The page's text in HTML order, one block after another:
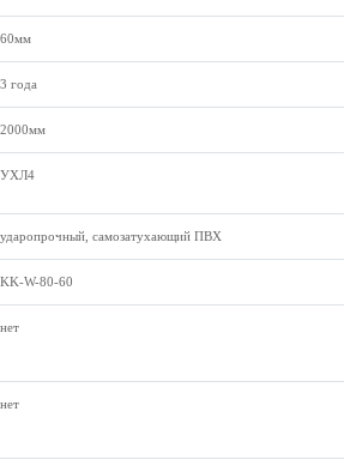
60мм
3 года
2000мм
УХЛ4
ударопрочный, самозатухающий ПВХ
KK-W-80-60
нет
нет